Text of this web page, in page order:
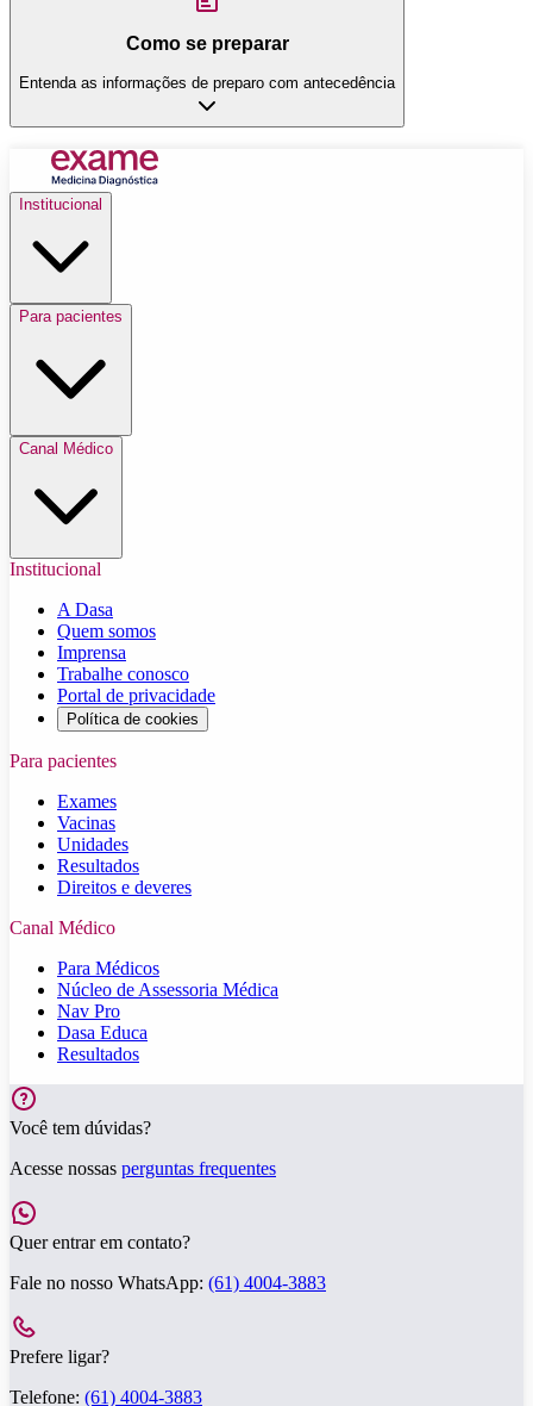
Como se preparar
Entenda as informações de preparo com antecedência
Institucional
Para pacientes
Canal Médico
Institucional
A Dasa
Quem somos
Imprensa
Trabalhe conosco
Portal de privacidade
Política de cookies
Para pacientes
Exames
Vacinas
Unidades
Resultados
Direitos e deveres
Canal Médico
Para Médicos
Núcleo de Assessoria Médica
Nav Pro
Dasa Educa
Resultados
Você tem dúvidas?
Acesse nossas perguntas frequentes
Quer entrar em contato?
Fale no nosso WhatsApp: (61) 4004-3883
Prefere ligar?
Telefone: (61) 4004-3883